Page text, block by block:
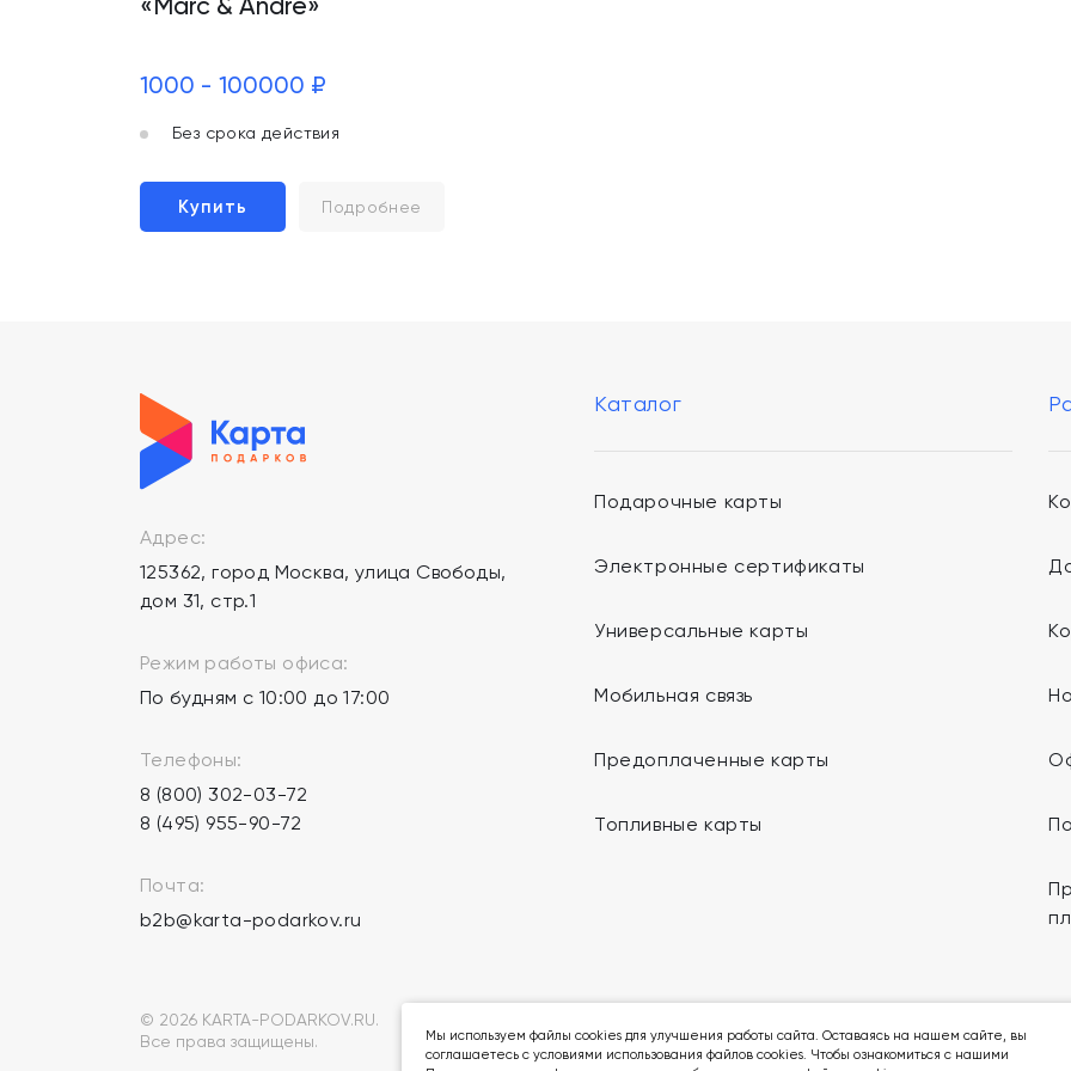
1000 - 100000 ₽
Без срока действия
Купить Подробнее
Адрес:
125362, город Москва, улица Свободы,
дом 31, стр.1
Режим работы офиса:
По будням с 10:00 до 17:00
Телефоны:
8 (800) 302-03-72
8 (495) 955-90-72
Почта:
b2b@karta-podarkov.ru
Каталог
Подарочные карты
Электронные сертификаты
Универсальные карты
Мобильная связь
Предоплаченные карты
Топливные карты
© 2026 KARTA-PODARKOV.RU.
Все права защищены.
Мы в социальных сетях:
Мы используем файлы cookies для улучшения работы сайта. Оставаясь на нашем сайте, вы
соглашаетесь с условиями использования файлов cookies. Чтобы ознакомиться с нашими